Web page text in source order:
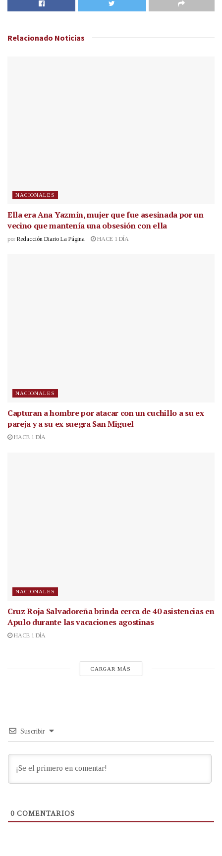
Relacionado Noticias
NACIONALES
Ella era Ana Yazmín, mujer que fue asesinada por un
vecino que mantenía una obsesión con ella
por Redacción Diario La Página HACE 1 DÍA
NACIONALES
Capturan a hombre por atacar con un cuchillo a su ex
pareja y a su ex suegra San Miguel
HACE 1 DÍA
NACIONALES
Cruz Roja Salvadoreña brinda cerca de 40 asistencias en
Apulo durante las vacaciones agostinas
HACE 1 DÍA
CARGAR MÁS
Suscribir
0 COMENTARIOS